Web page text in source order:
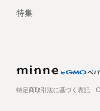
特集
特定商取引法に基づく表記